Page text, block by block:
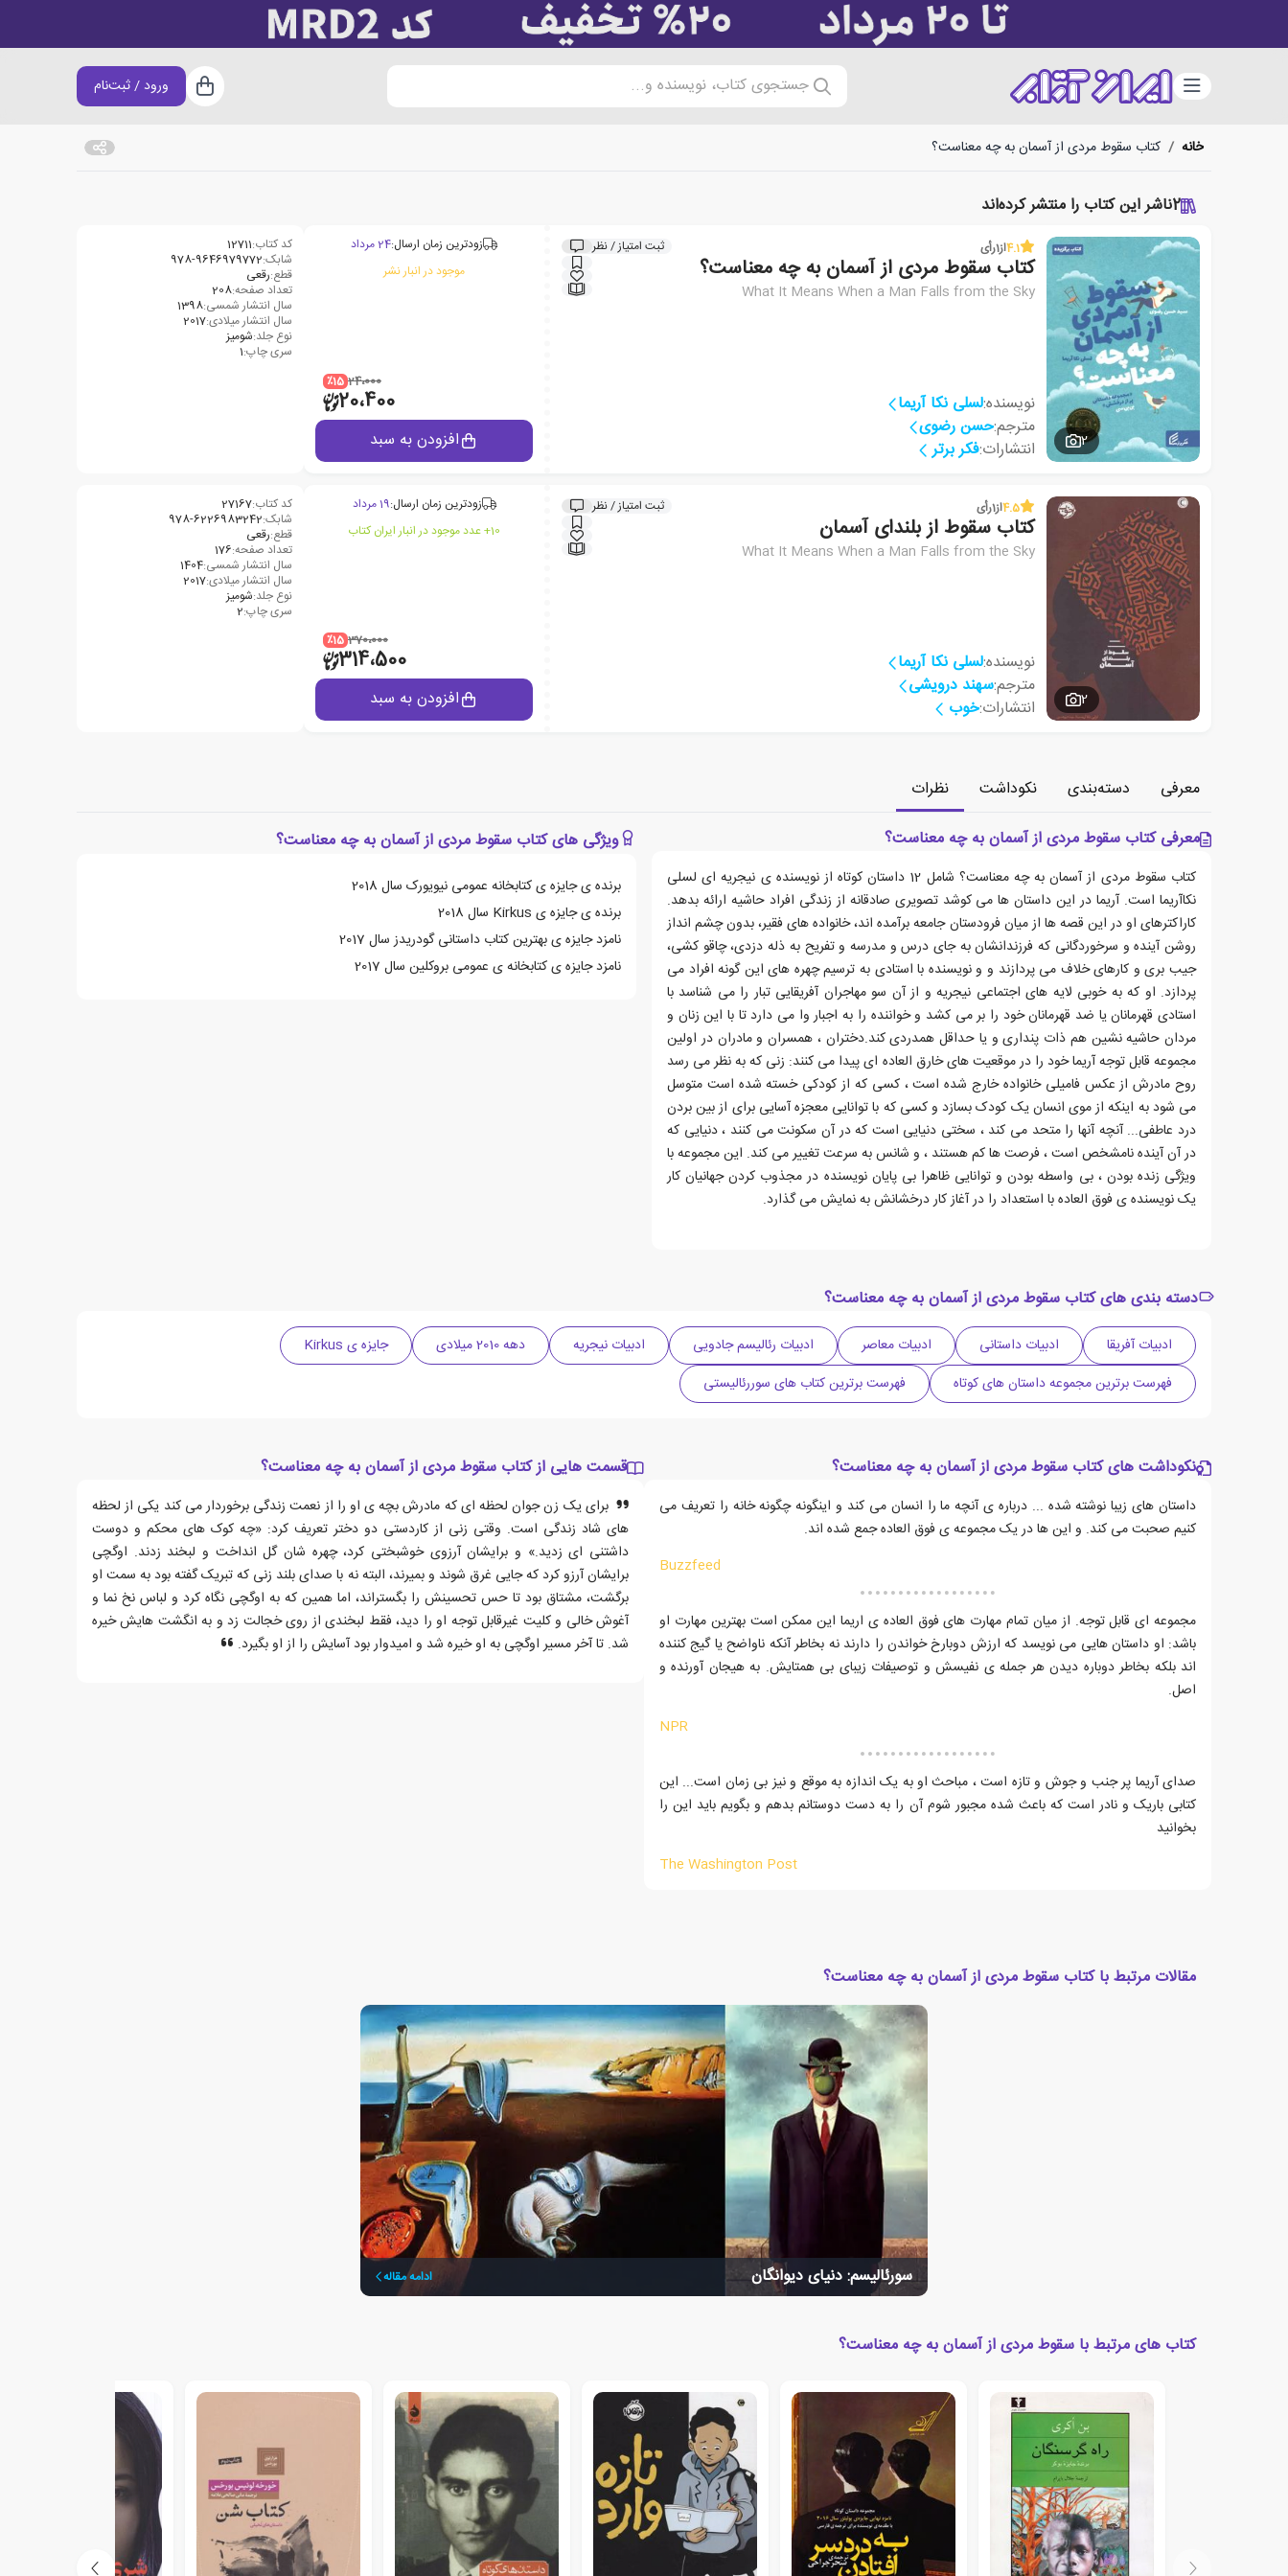
دسته‌بندی جستجوی کتاب، نویسنده و... سبد خرید
ورود / ثبت‌نام
خانه / کتاب سقوط مردی از آسمان به چه معناست؟
2ناشر این کتاب را منتشر کرده‌اند
2
4.1از1رأی ثبت امتیاز / نظر
کتاب سقوط مردی از آسمان به چه معناست؟
What It Means When a Man Falls from the Sky
نویسنده:لسلی نکا آریما
مترجم:حسن رضوی
انتشارات:فکر برتر
زودترین زمان ارسال:24 مرداد
موجود در انبار نشر
24،000 ٪15
20،400
افزودن به سبد
کد کتاب:12711
شابک:978-9646979772
قطع:رقعی
تعداد صفحه:208
سال انتشار شمسی:1398
سال انتشار میلادی:2017
نوع جلد:شومیز
سری چاپ:1
2
4.5از1رأی ثبت امتیاز / نظر
کتاب سقوط از بلندای آسمان
What It Means When a Man Falls from the Sky
نویسنده:لسلی نکا آریما
مترجم:سهند درویشی
انتشارات:خوب
زودترین زمان ارسال:19 مرداد
10+ عدد موجود در انبار ایران کتاب
370،000 ٪15
314،500
افزودن به سبد
کد کتاب:27167
شابک:978-6226983242
قطع:رقعی
تعداد صفحه:176
سال انتشار شمسی:1404
سال انتشار میلادی:2017
نوع جلد:شومیز
سری چاپ:2
معرفی دسته‌بندی نکوداشت
نظرات
معرفی کتاب سقوط مردی از آسمان به چه معناست؟
کتاب سقوط مردی از آسمان به چه معناست؟ شامل 12 داستان کوتاه از نویسنده ی نیجریه ای لسلی
نکاآریما است. آریما در این داستان ها می کوشد تصویری صادقانه از زندگی افراد حاشیه ارائه بدهد.
کاراکترهای او در این قصه ها از میان فرودستان جامعه برآمده اند، خانواده های فقیر، بدون چشم انداز
روشن آینده و سرخوردگانی که فرزندانشان به جای درس و مدرسه و تفریح به ذله دزدی، چاقو کشی،
جیب بری و کارهای خلاف می پردازند و و نویسنده با استادی به ترسیم چهره های این گونه افراد می
پردازد. او که به خوبی لایه های اجتماعی نیجریه و از آن سو مهاجران آفریقایی تبار را می شناسد با
استادی قهرمانان یا ضد قهرمانان خود را بر می کشد و خواننده را به اجبار وا می دارد تا با این زنان و
مردان حاشیه نشین هم ذات پنداری و یا حداقل همدردی کند.دختران ، همسران و مادران در اولین
مجموعه قابل توجه آریما خود را در موقعیت های خارق العاده ای پیدا می کنند: زنی که به نظر می رسد
روح مادرش از عکس فامیلی خانواده خارج شده است ، کسی که از کودکی خسته شده است متوسل
می شود به اینکه از موی انسان یک کودک بسازد و کسی که با توانایی معجزه آسایی برای از بین بردن
درد عاطفی... آنچه آنها را متحد می کند ، سختی دنیایی است که در آن سکونت می کنند ، دنیایی که
در آن آینده نامشخص است ، فرصت ها کم هستند ، و شانس به سرعت تغییر می کند. این مجموعه با
ویژگی زنده بودن ، بی واسطه بودن و توانایی ظاهرا بی پایان نویسنده در مجذوب کردن جهانیان کار
یک نویسنده ی فوق العاده با استعداد را در آغاز کار درخشانش به نمایش می گذارد.
ویژگی های کتاب سقوط مردی از آسمان به چه معناست؟
برنده ی جایزه ی کتابخانه عمومی نیویورک سال 2018
برنده ی جایزه ی Kirkus سال 2018
نامزد جایزه ی بهترین کتاب داستانی گودریدز سال 2017
نامزد جایزه ی کتابخانه ی عمومی بروکلین سال 2017
دسته بندی های کتاب سقوط مردی از آسمان به چه معناست؟
ادبیات آفریقا ادبیات داستانی ادبیات معاصر ادبیات رئالیسم جادویی ادبیات نیجریه دهه 2010 میلادی
جایزه ی Kirkus
فهرست برترین مجموعه داستان های کوتاه
فهرست برترین کتاب های سوررئالیستی
نکوداشت های کتاب سقوط مردی از آسمان به چه معناست؟
داستان های زیبا نوشته شده ... درباره ی آنچه ما را انسان می کند و اینگونه چگونه خانه را تعریف می
کنیم صحبت می کند. و این ها در یک مجموعه ی فوق العاده جمع شده اند.
Buzzfeed
مجموعه ای قابل توجه. از میان تمام مهارت های فوق العاده ی اریما این ممکن است بهترین مهارت او
باشد: او داستان هایی می نویسد که ارزش دوبارخ خواندن را دارند نه بخاطر آنکه ناواضح یا گیج کننده
اند بلکه بخاطر دوباره دیدن هر جمله ی نفیسش و توصیفات زیبای بی همتایش. به هیجان آورنده و
اصل.
NPR
صدای آریما پر جنب و جوش و تازه است ، مباحث او به یک اندازه به موقع و نیز بی زمان است... این
کتابی باریک و نادر است که باعث شده مجبور شوم آن را به دست دوستانم بدهم و بگویم باید این را
بخوانید
The Washington Post
قسمت هایی از کتاب سقوط مردی از آسمان به چه معناست؟
برای یک زن جوان لحظه ای که مادرش بچه ی او را از نعمت زندگی برخوردار می کند یکی از لحظه
های شاد زندگی است. وقتی زنی از کاردستی دو دختر تعریف کرد: «چه کوک های محکم و دوست
داشتنی ای زدید.» و برایشان آرزوی خوشبختی کرد، چهره شان گل انداخت و لبخند زدند. اوگچی
برایشان آرزو کرد که جایی غرق شوند و بمیرند، البته نه با صدای بلند زنی که تبریک گفته بود به سمت او
برگشت، مشتاق بود تا حس تحسینش را بگستراند، اما همین که به اوگچی نگاه کرد و لباس نخ نما و
آغوش خالی و کلیت غیرقابل توجه او را دید، فقط لبخندی از روی خجالت زد و به انگشت هایش خیره
شد. تا آخر مسیر اوگچی به او خیره شد و امیدوار بود آسایش را از او بگیرد.
مقالات مرتبط با کتاب سقوط مردی از آسمان به چه معناست؟
سورئالیسم: دنیای دیوانگان ادامه مقاله
کتاب های مرتبط با سقوط مردی از آسمان به چه معناست؟